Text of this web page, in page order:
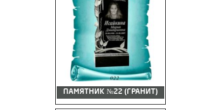
ПАМЯТНИК №22 (ГРАНИТ)